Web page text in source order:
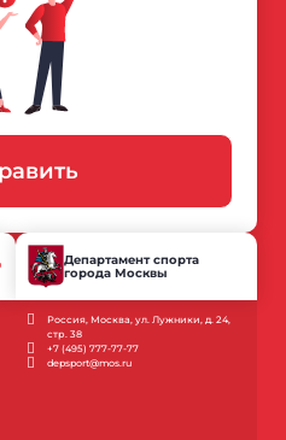
Департамент спорта
города Москвы
Россия, Москва, ул. Лужники, д. 24,
стр. 38
+7 (495) 777-77-77
depsport@mos.ru